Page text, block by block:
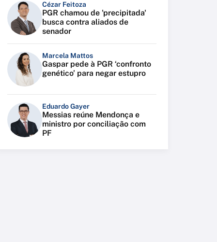
Cézar Feitoza
PGR chamou de 'precipitada'
busca contra aliados de
senador
Marcela Mattos
Gaspar pede à PGR ‘confronto
genético’ para negar estupro
Eduardo Gayer
Messias reúne Mendonça e
ministro por conciliação com
PF